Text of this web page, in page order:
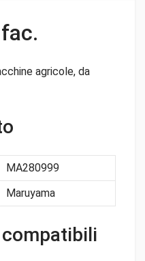
agricole, da
MA280999
Maruyama